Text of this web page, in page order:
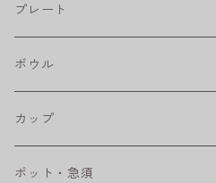
フラワーパレード
八角シリーズ
RONDE
ベベルボウル
プレート
楕円皿
丸皿
長皿
ボウル
大鉢
中鉢
カップ
カップ
ポット・急須